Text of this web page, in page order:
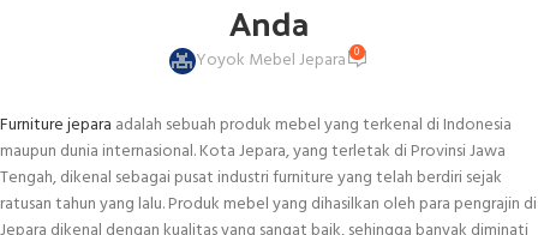
Anda
Yoyok Mebel Jepara 0
Furniture jepara adalah sebuah produk mebel yang terkenal di Indonesia
maupun dunia internasional. Kota Jepara, yang terletak di Provinsi Jawa
Tengah, dikenal sebagai pusat industri furniture yang telah berdiri sejak
ratusan tahun yang lalu. Produk mebel yang dihasilkan oleh para pengrajin di